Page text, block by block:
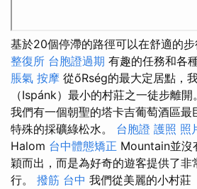
基於20個停滯的路徑可以在舒適的步
整復所 台胞證過期 有趣的任務和各
脹氣 按摩 從őRség的最大定居點，
（Ispánk）最小的村莊之一徒步離開
我們有一個朝聖的塔卡吉葡萄酒區最
特殊的採礦綠松水。 台胞證 護照 照
Halom 台中體態矯正 Mountain並沒
穎而出，而是為好奇的遊客提供了非
行。 撥筋 台中 我們從美麗的小村